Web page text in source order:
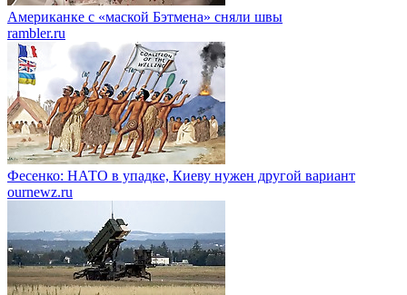
Американке с «маской Бэтмена» сняли швы
rambler.ru
Фесенко: НАТО в упадке, Киеву нужен другой вариант
ournewz.ru